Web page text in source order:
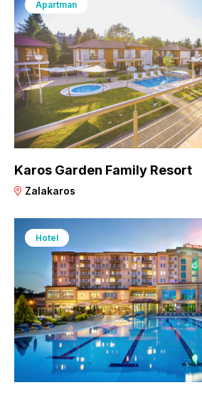
Apartman
Karos Garden Family Resort
Zalakaros
Hotel